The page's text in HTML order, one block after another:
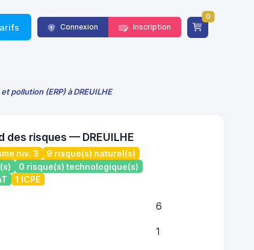
Connexion Inscription
0
pollution (ERP) à DREUILHE
des risques — DREUILHE
niv. 3
9 risque(s) naturel(s)
0 risque(s) technologique(s)
1 ICPE
6
1